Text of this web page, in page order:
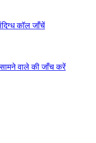
कॉल जाँचें
वाले की जाँच करें